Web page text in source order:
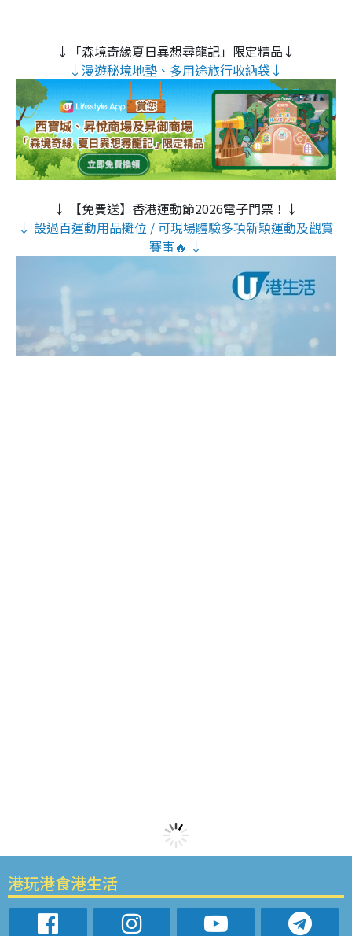
↓「森境奇緣夏日異想尋龍記」限定精品↓
↓漫遊秘境地墊、多用途旅行收納袋↓
↓ 【免費送】香港運動節2026電子門票！↓
↓ 設過百運動用品攤位 / 可現場體驗多項新穎運動及觀賞
賽事🔥 ↓
港玩港食港生活